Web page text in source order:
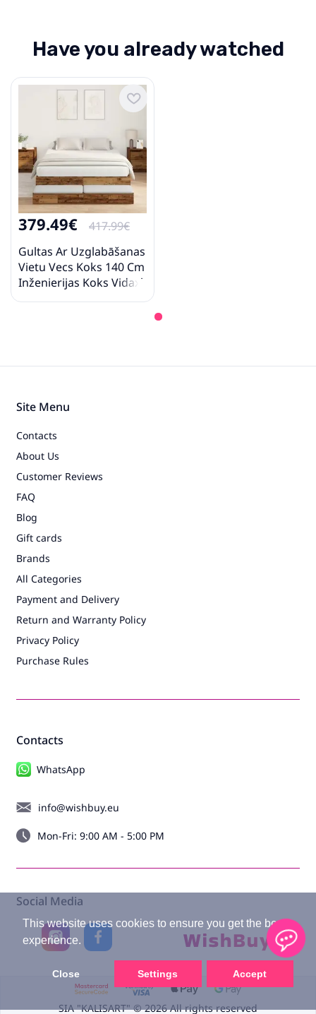
This website uses cookies to ensure you get the best
experience.
Close Settings Accept
Have you already watched
379.49€
417.99€
Gultas Ar Uzglabāšanas
Vietu Vecs Koks 140 Cm
Inženierijas Koks Vidaxl
Contacts
WhatsApp
info@wishbuy.eu
Mon-Fri: 9:00 AM - 5:00 PM
Site Menu
Contacts
About Us
Customer Reviews
FAQ
Blog
Gift cards
Brands
All Categories
Payment and Delivery
Return and Warranty Policy
Privacy Policy
Purchase Rules
Social Media
SIA "KALISART" © 2026 All rights reserved